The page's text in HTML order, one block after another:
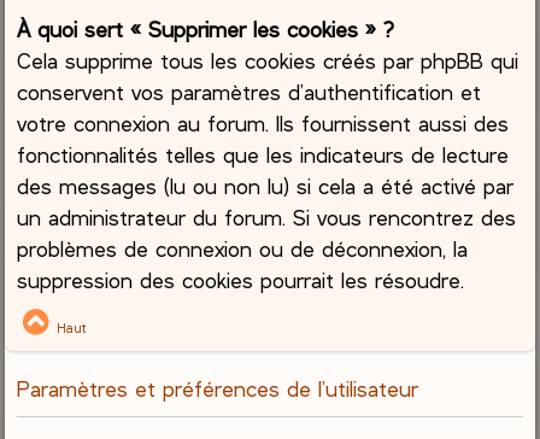
À quoi sert « Supprimer les cookies » ?
Cela supprime tous les cookies créés par phpBB qui
conservent vos paramètres d’authentification et
votre connexion au forum. Ils fournissent aussi des
fonctionnalités telles que les indicateurs de lecture
des messages (lu ou non lu) si cela a été activé par
un administrateur du forum. Si vous rencontrez des
problèmes de connexion ou de déconnexion, la
suppression des cookies pourrait les résoudre.
Haut
Paramètres et préférences de l’utilisateur